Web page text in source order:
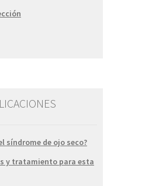
síndrome de ojo seco?
y tratamiento para esta